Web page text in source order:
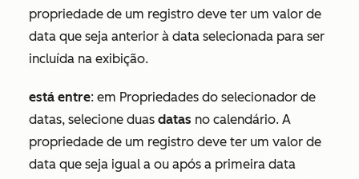
propriedade de um registro deve ter um valor de
data que seja anterior à data selecionada para ser
incluída na exibição.
está entre: em Propriedades do selecionador de
datas, selecione duas datas no calendário. A
propriedade de um registro deve ter um valor de
data que seja igual a ou após a primeira data